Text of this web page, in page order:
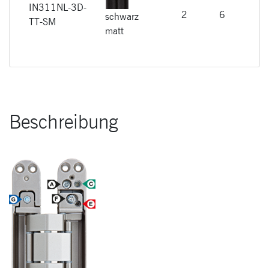
IN311NL-3D-
TT-SM
schwarz
matt
2 6
Beschreibung